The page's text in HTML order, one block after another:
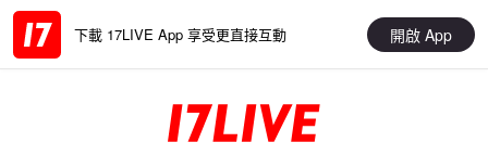
下載 17LIVE App 享受更直接互動 開啟 App